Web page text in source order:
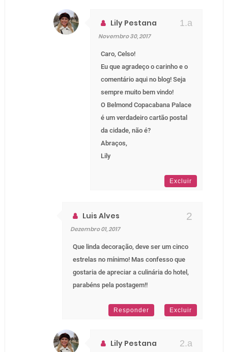
Lily Pestana
Novembro 30, 2017
Caro, Celso!
Eu que agradeço o carinho e o
comentário aqui no blog! Seja
sempre muito bem vindo!
O Belmond Copacabana Palace
é um verdadeiro cartão postal
da cidade, não é?
Abraços,
Lily
Excluir
Luis Alves
Dezembro 01, 2017
Que linda decoração, deve ser um cinco
estrelas no mínimo! Mas confesso que
gostaria de apreciar a culinária do hotel,
parabéns pela postagem!!
Responder Excluir
Lily Pestana